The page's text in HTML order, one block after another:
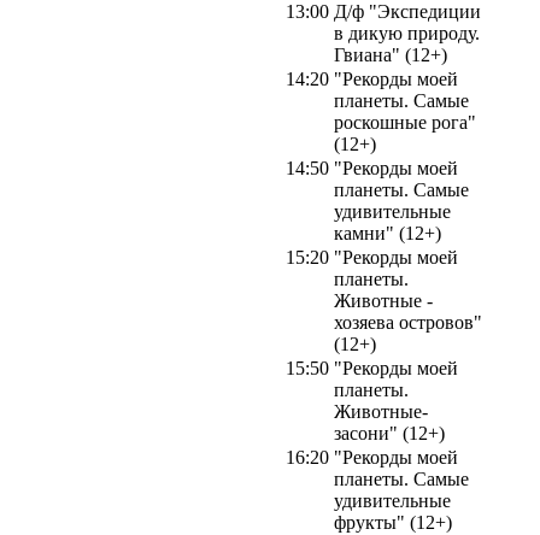
13:00 Д/ф "Экспедиции
в дикую природу.
Гвиана" (12+)
14:20 "Рекорды моей
планеты. Самые
роскошные рога"
(12+)
14:50 "Рекорды моей
планеты. Самые
удивительные
камни" (12+)
15:20 "Рекорды моей
планеты.
Животные -
хозяева островов"
(12+)
15:50 "Рекорды моей
планеты.
Животные-
засони" (12+)
16:20 "Рекорды моей
планеты. Самые
удивительные
фрукты" (12+)